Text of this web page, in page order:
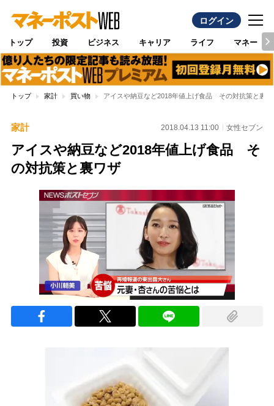
ログイン
トップ 投資 ビジネス キャリア ライフ マネー
トップ 家計 買い物 アイスや納豆など2018年値上げ食品 その対抗策と裏ワ
家計 2018.04.13 11:00 女性セブン
アイスや納豆など2018年値上げ食品 そ
の対抗策と裏ワザ